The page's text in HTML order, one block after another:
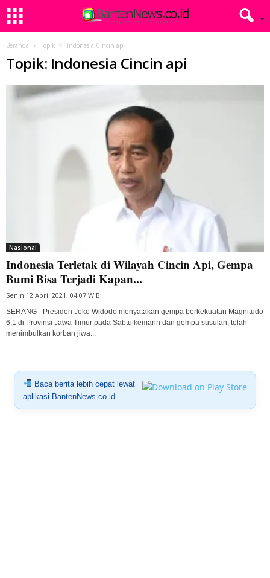
Beranda Topik Indonesia Cincin api
Topik: Indonesia Cincin api
Nasional
Indonesia Terletak di Wilayah Cincin Api, Gempa
Bumi Bisa Terjadi Kapan...
Senin 12 April 2021, 04:07 WIB
SERANG - Presiden Joko Widodo menyatakan gempa berkekuatan Magnitudo
6,1 di Provinsi Jawa Timur pada Sabtu kemarin dan gempa susulan, telah
menimbulkan korban jiwa...
Baca berita lebih cepat lewat
aplikasi BantenNews.co.id